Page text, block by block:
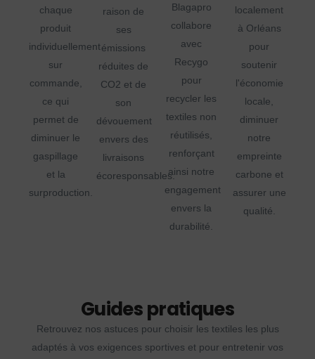
chaque
produit
individuellement
sur
commande,
ce qui
permet de
diminuer le
gaspillage
et la
surproduction.
raison de
ses
émissions
réduites de
CO2 et de
son
dévouement
envers des
livraisons
écoresponsables.
Blagapro
collabore
avec
Recygo
pour
recycler les
textiles non
réutilisés,
renforçant
ainsi notre
engagement
envers la
durabilité.
localement
à Orléans
pour
soutenir
l'économie
locale,
diminuer
notre
empreinte
carbone et
assurer une
qualité.
Guides pratiques
Retrouvez nos astuces pour choisir les textiles les plus
adaptés à vos exigences sportives et pour entretenir vos